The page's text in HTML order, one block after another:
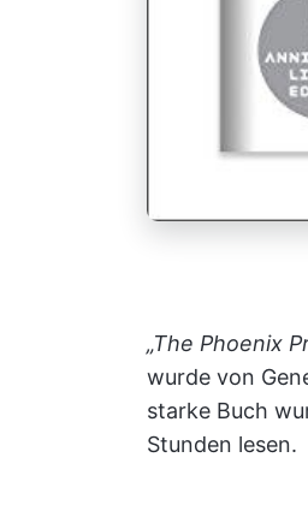
„The Phoenix
wurde von
starke Buch
Stunden lesen.